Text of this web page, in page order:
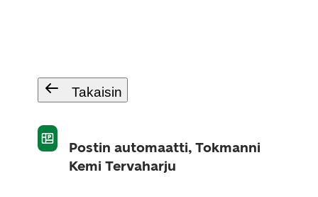
Takaisin
Postin automaatti, Tokmanni
Kemi Tervaharju